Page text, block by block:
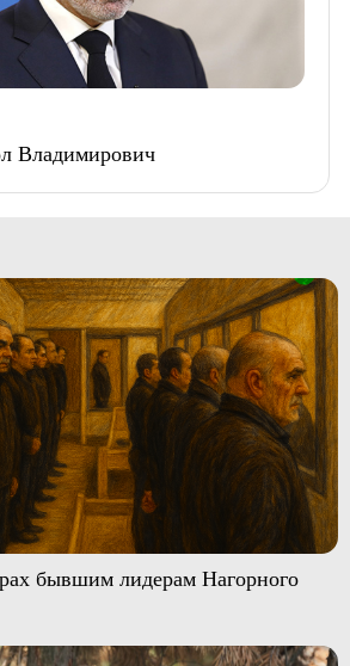
Владимирович
бывшим лидерам Нагорного